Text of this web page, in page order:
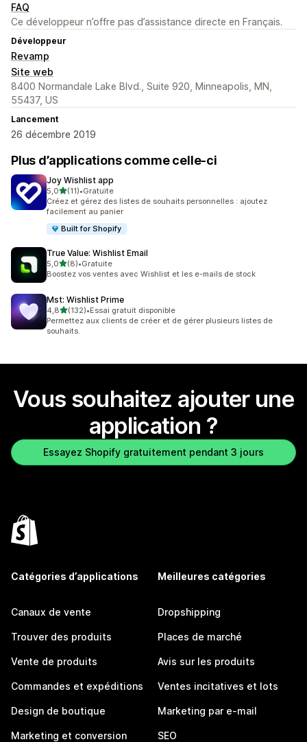
FAQ
Ce développeur n’offre pas d’assistance directe en Français.
Développeur
Revamp
Site web
8400 Normandale Lake Blvd., Suite 920, Minneapolis, MN,
55437, US
Lancement
26 décembre 2019
Plus d’applications comme celle-ci
Joy Wishlist app
5,0étoile(s) sur 5
(11)
11 avis au total
•Gratuite
Créez et gérez des listes de souhaits personnelles : ajoutez
facilement au panier
Built for Shopify
True Value: Wishlist Email
5,0étoile(s) sur 5
(8)
8 avis au total
•Gratuite
Boostez vos ventes avec Wishlist et les e-mails de stock
Mst: Wishlist Prime
4,8étoile(s) sur 5
(132)
132 avis au total
•Essai gratuit disponible
Permettez aux clients de créer et de gérer plusieurs listes de
souhaits.
Vous souhaitez ajouter une
application ?
Essayez Shopify gratuitement pendant 3 jours
Catégories d’applications
Canaux de vente
Trouver des produits
Vente de produits
Commandes et expéditions
Design de boutique
Marketing et conversion
Meilleures catégories
Dropshipping
Places de marché
Avis sur les produits
Ventes incitatives et lots
Marketing par e-mail
SEO